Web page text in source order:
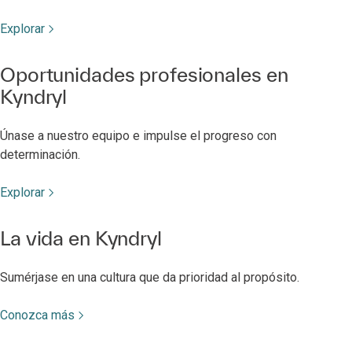
Explorar
Oportunidades profesionales en
Kyndryl
Únase a nuestro equipo e impulse el progreso con
determinación.
Explorar
La vida en Kyndryl
Sumérjase en una cultura que da prioridad al propósito.
Conozca más